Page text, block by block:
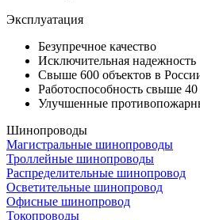
Эксплуатация
Безупречное качество
Исключительная надежность
Свыше 600 объектов в
Работоспособность свыше 40
Улучшенные
Шинопроводы
Магистральные шинопроводы
Троллейные шинопроводы
Распределительные шинопровод
Осветительные шинопровод
Офисные шинопровод
Токопроводы